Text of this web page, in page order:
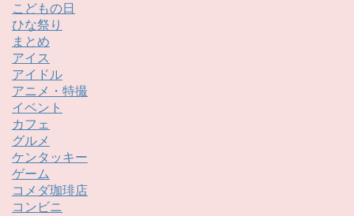
こどもの日
ひな祭り
まとめ
アイス
アイドル
アニメ・特撮
イベント
カフェ
グルメ
ケンタッキー
ゲーム
コメダ珈琲店
コンビニ